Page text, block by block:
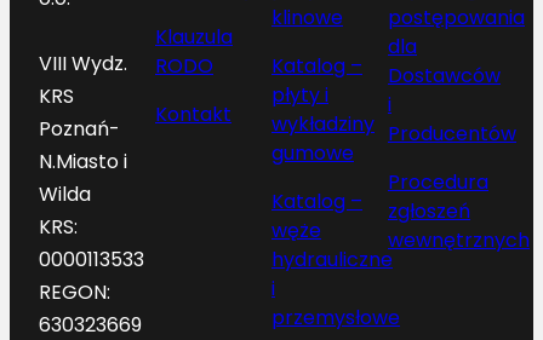
VIII Wydz.
KRS
Poznań-
N.Miasto i
Wilda
KRS:
0000113533
REGON:
630323669
Klauzula
RODO
Kontakt
klinowe
Katalog –
płyty i
wykładziny
gumowe
Katalog –
węże
hydrauliczne
i
przemysłowe
postępowania
dla
Dostawców
i
Producentów
Procedura
zgłoszeń
wewnętrznych